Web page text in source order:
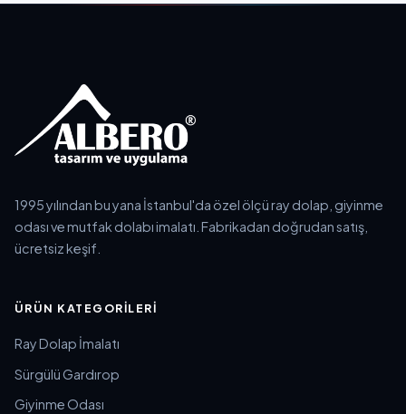
1995 yılından bu yana İstanbul'da özel ölçü ray dolap, giyinme
odası ve mutfak dolabı imalatı. Fabrikadan doğrudan satış,
ücretsiz keşif.
ÜRÜN KATEGORILERI
Ray Dolap İmalatı
Sürgülü Gardırop
Giyinme Odası